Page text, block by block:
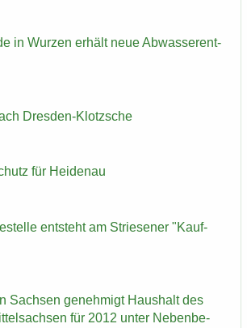
in Wur­zen er­hält neue Ab­was­ser­ent­
Dresden-​Klotzsche
für Hei­den­au
ent­steht am Strie­se­ner "Kauf­
Sach­sen ge­neh­migt Haus­halt des
für 2012 unter Ne­ben­be­